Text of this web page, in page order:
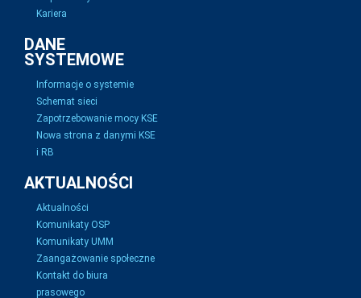
Kariera
DANE
SYSTEMOWE
Informacje o systemie
Schemat sieci
Zapotrzebowanie mocy KSE
Nowa strona z danymi KSE
i RB
AKTUALNOŚCI
Aktualności
Komunikaty OSP
Komunikaty UMM
Zaangażowanie społeczne
Kontakt do biura
prasowego